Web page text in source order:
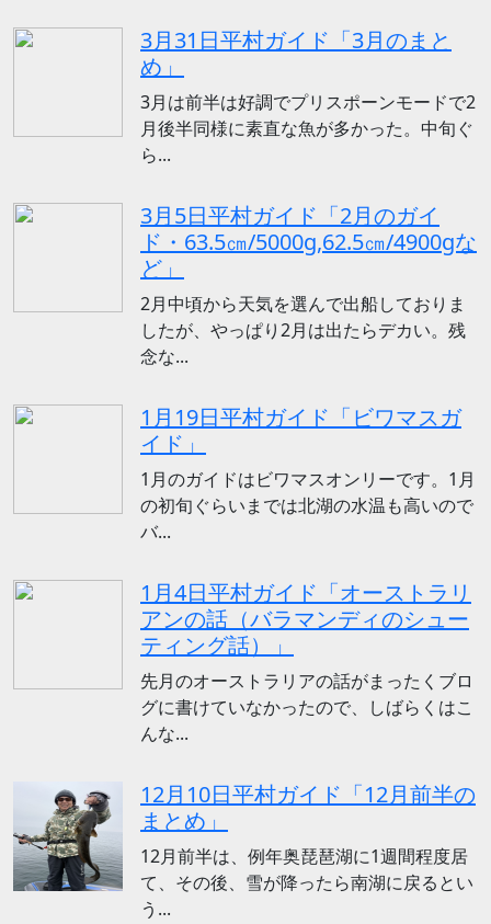
3月31日平村ガイド「3月のまと
め」
3月は前半は好調でプリスポーンモードで2
月後半同様に素直な魚が多かった。中旬ぐ
ら...
3月5日平村ガイド「2月のガイ
ド・63.5㎝/5000g,62.5㎝/4900gな
ど」
2月中頃から天気を選んで出船しておりま
したが、やっぱり2月は出たらデカい。残
念な...
1月19日平村ガイド「ビワマスガ
イド」
1月のガイドはビワマスオンリーです。1月
の初旬ぐらいまでは北湖の水温も高いので
バ...
1月4日平村ガイド「オーストラリ
アンの話（バラマンディのシュー
ティング話）」
先月のオーストラリアの話がまったくブロ
グに書けていなかったので、しばらくはこ
んな...
12月10日平村ガイド「12月前半の
まとめ」
12月前半は、例年奥琵琶湖に1週間程度居
て、その後、雪が降ったら南湖に戻るとい
う...